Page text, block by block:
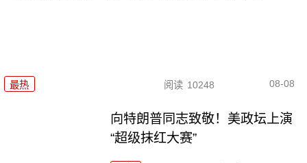
最热 阅读 10248 08-08
向特朗普同志致敬！美政坛上演
“超级抹红大赛”